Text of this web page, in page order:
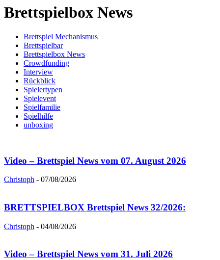
Brettspielbox News
Brettspiel Mechanismus
Brettspielbar
Brettspielbox News
Crowdfunding
Interview
Rückblick
Spielertypen
Spielevent
Spielfamilie
Spielhilfe
unboxing
Video – Brettspiel News vom 07. August 2026
Christoph - 07/08/2026
BRETTSPIELBOX Brettspiel News 32/2026:
Christoph - 04/08/2026
Video – Brettspiel News vom 31. Juli 2026